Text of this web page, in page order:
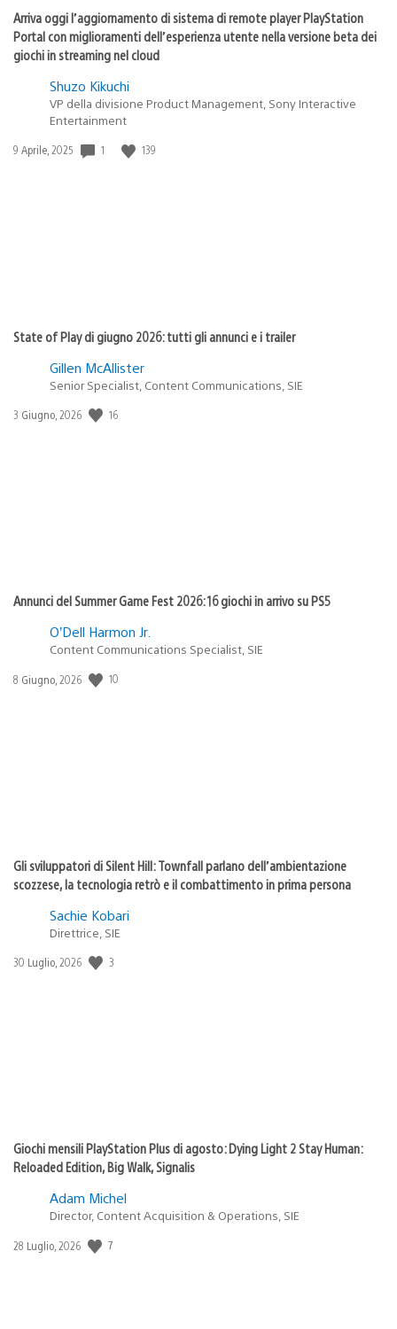
Arriva oggi l’aggiornamento di sistema di remote player PlayStation
Portal con miglioramenti dell’esperienza utente nella versione beta dei
giochi in streaming nel cloud
Shuzo Kikuchi
VP della divisione Product Management, Sony Interactive
Entertainment
Data
9 Aprile, 2025 1 139
State of Play di giugno 2026: tutti gli annunci e i trailer
Gillen McAllister
Senior Specialist, Content Communications, SIE
Data
3 Giugno, 2026 16
Annunci del Summer Game Fest 2026: 16 giochi in arrivo su PS5
O’Dell Harmon Jr.
Content Communications Specialist, SIE
Data
8 Giugno, 2026 10
Gli sviluppatori di Silent Hill: Townfall parlano dell’ambientazione
scozzese, la tecnologia retrò e il combattimento in prima persona
Sachie Kobari
Direttrice, SIE
Data
30 Luglio, 2026 3
Giochi mensili PlayStation Plus di agosto: Dying Light 2 Stay Human:
Reloaded Edition, Big Walk, Signalis
Adam Michel
Director, Content Acquisition & Operations, SIE
Data
28 Luglio, 2026 7